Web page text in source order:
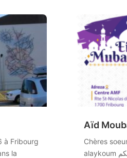
à Fribourg
la
Aïd
Chères
alaykoum السلام عليكم, Aïd El-Fitr: le vendredi